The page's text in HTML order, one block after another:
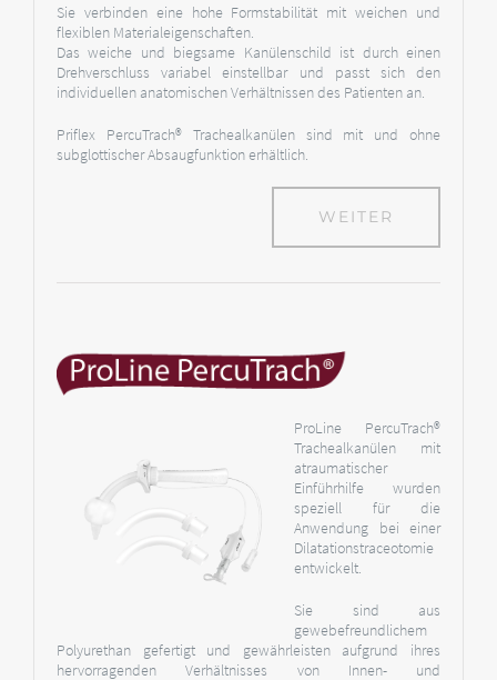
Sie verbinden eine hohe Formstabilität mit weichen und
flexiblen Materialeigenschaften.
Das weiche und biegsame Kanülenschild ist durch einen
Drehverschluss variabel einstellbar und passt sich den
individuellen anatomischen Verhältnissen des Patienten an.
Priflex PercuTrach® Trachealkanülen sind mit und ohne
subglottischer Absaugfunktion erhältlich.
WEITER
ProLine PercuTrach®
Trachealkanülen mit
atraumatischer
Einführhilfe wurden
speziell für die
Anwendung bei einer
Dilatationstraceotomie
entwickelt.
Sie sind aus
gewebefreundlichem
Polyurethan gefertigt und gewährleisten aufgrund ihres
hervorragenden Verhältnisses von Innen- und